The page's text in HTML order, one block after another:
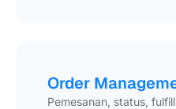
Order
Pemesanan, status,